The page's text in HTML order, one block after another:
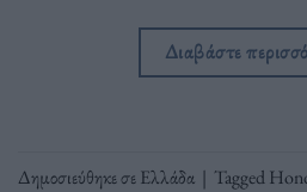
Διαβάστε
Δημοσιεύθηκε σεΕλλάδα | Tagged